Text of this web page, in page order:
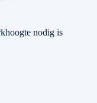
nodig is